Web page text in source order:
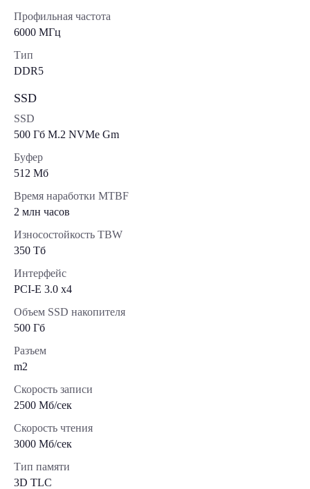
Профильная частота
6000 МГц
Тип
DDR5
SSD
SSD
500 Гб M.2 NVMe Gm
Буфер
512 Мб
Время наработки MTBF
2 млн часов
Износостойкость TBW
350 Тб
Интерфейс
PCI-E 3.0 x4
Объем SSD накопителя
500 Гб
Разъем
m2
Скорость записи
2500 Мб/сек
Скорость чтения
3000 Мб/сек
Тип памяти
3D TLC